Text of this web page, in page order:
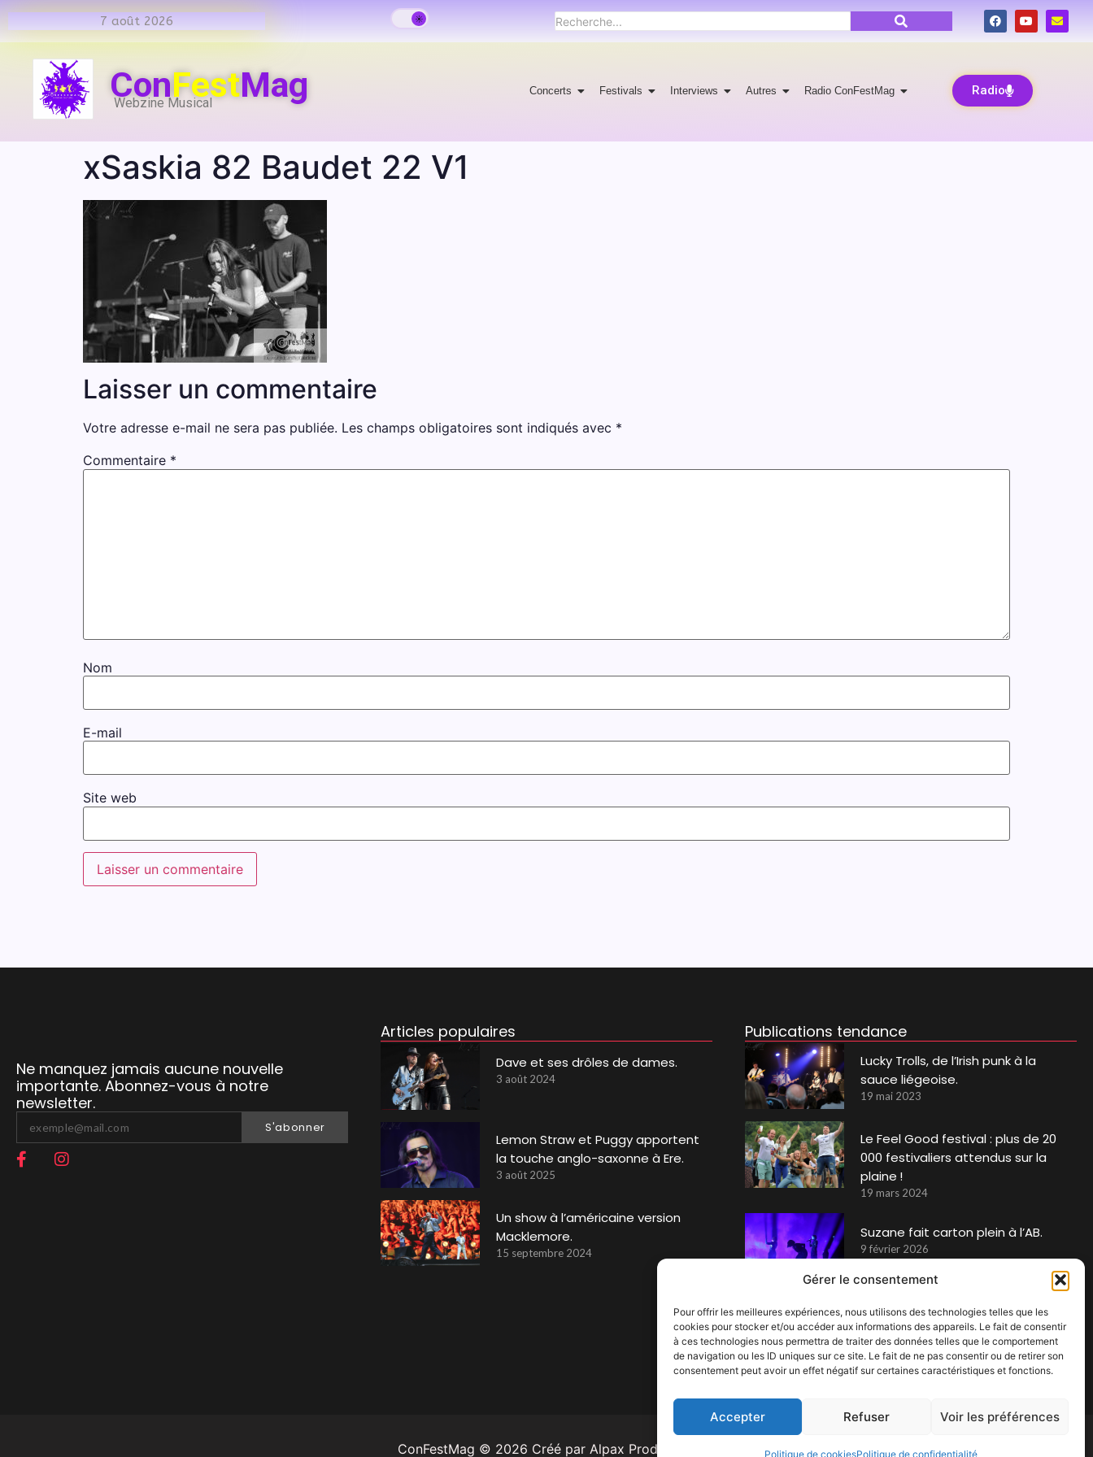
Gérer le consentement
Pour offrir les meilleures expériences, nous utilisons des technologies telles que les
cookies pour stocker et/ou accéder aux informations des appareils. Le fait de consentir
à ces technologies nous permettra de traiter des données telles que le comportement
de navigation ou les ID uniques sur ce site. Le fait de ne pas consentir ou de retirer son
consentement peut avoir un effet négatif sur certaines caractéristiques et fonctions.
Accepter Refuser Voir les préférences
Politique de cookiesPolitique de confidentialité
7 août 2026
ConFestMag
Webzine Musical
Concerts Festivals Interviews Autres Radio ConFestMag Radio
xSaskia 82 Baudet 22 V1
Laisser un commentaire
Votre adresse e-mail ne sera pas publiée. Les champs obligatoires sont indiqués avec *
Commentaire *
Nom
E-mail
Site web
Ne manquez jamais aucune nouvelle
importante. Abonnez-vous à notre
newsletter.
S'abonner
Articles populaires
Dave et ses drôles de dames.
3 août 2024
Lemon Straw et Puggy apportent
la touche anglo-saxonne à Ere.
3 août 2025
Un show à l’américaine version
Macklemore.
15 septembre 2024
Publications tendance
Lucky Trolls, de l’Irish punk à la
sauce liégeoise.
19 mai 2023
Le Feel Good festival : plus de 20
000 festivaliers attendus sur la
plaine !
19 mars 2024
Suzane fait carton plein à l’AB.
9 février 2026
RCF
31 août 2019
ConFestMag © 2026 Créé par Alpax Production